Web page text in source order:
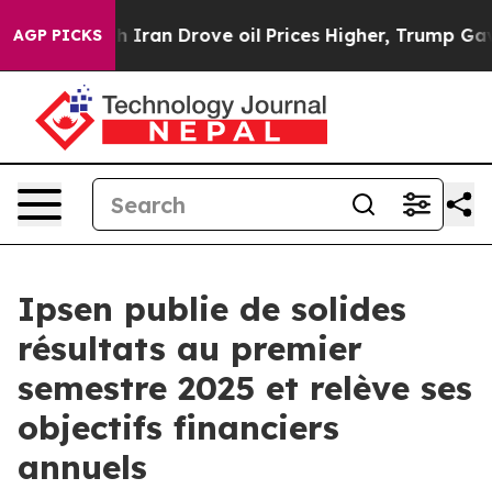
AGP PICKS
With Iran Drove oil Prices Higher, Trump Gave
Ipsen publie de solides
résultats au premier
semestre 2025 et relève ses
objectifs financiers
annuels